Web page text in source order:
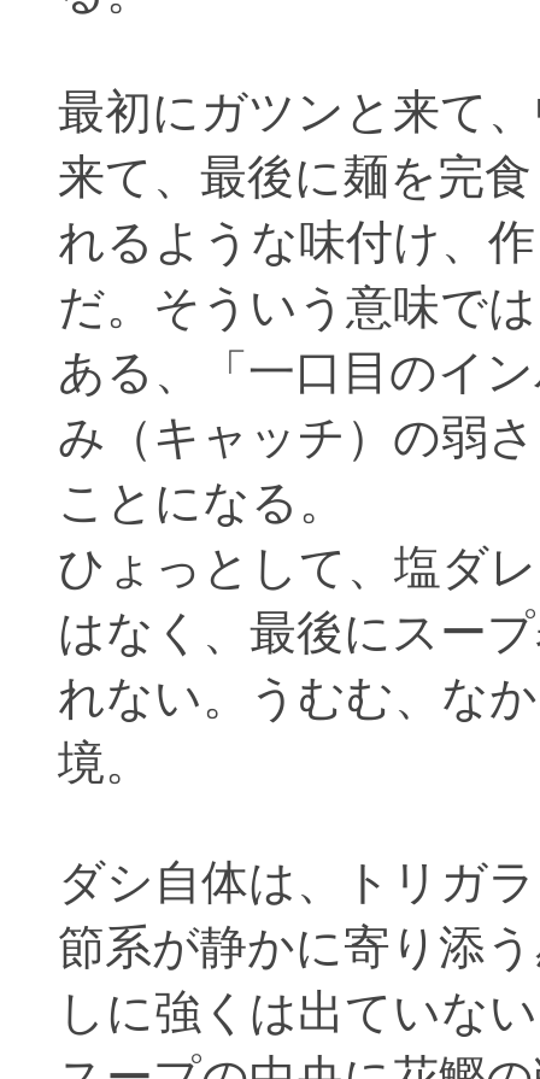
最初にガツンと来て
来て、最後に麺を完
れるような味付け、
だ。そういう意味で
ある、「一口目のイ
み（キャッチ）の弱
ことになる。
ひょっとして、塩ダ
はなく、最後にスー
れない。うむむ、な
境。
ダシ自体は、トリガ
節系が静かに寄り添
しに強くは出ていな